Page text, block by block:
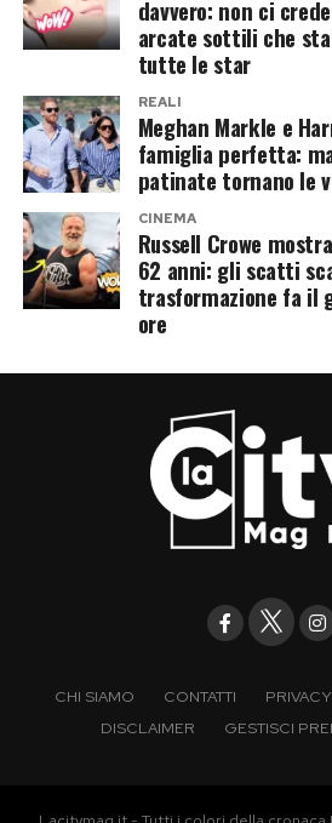
davvero: non ci
arcate sottili che
tutte le star
REALI
Meghan Markle e
famiglia perfetta:
patinate tornano le
CINEMA
Russell Crowe
62 anni: gli scatti
trasformazione fa il
ore
CHI SIAMO CONTATTI PRIVACY
DISCLAIMER
GESTISCI